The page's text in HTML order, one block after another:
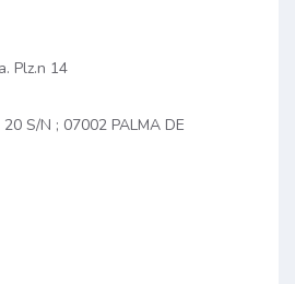
Plz.n 14
S/N ; 07002 PALMA DE